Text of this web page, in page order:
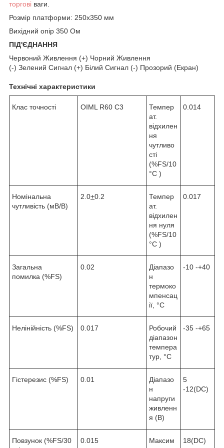
торгові ваги.
Розмір платформи: 250x350 мм
Вихідний опір 350 Ом
ПІД'ЄДНАННЯ
Червоний Живлення (+) Чорний Живлення
(-) Зелений Сигнал (+) Білий Сигнал (-) Прозорий (Екран)
Технічні характеристики
Клас точності OIML R60 C3
Темпер
ат.
відхилен
ня
чутливо
сті
(%FS/10
°C )
0.014
Номінальна
чутливість (мВ/В)
2.0+0.2
Темпер
ат.
відхилен
ня нуля
(%FS/10
°C )
0.017
Загальна
помилка (%FS)
0.02
Діапазо
н
термоко
мпенсац
ії, °С
-10 -+40
Нелінійність (%FS) 0.017
Робочий
діапазон
темпера
тур, °С
-35 -+65
Гістерезис (%FS) 0.01
Діапазо
н
напруги
живленн
я (В)
5
-12(DC)
Повзунок (%FS/30
0.015
Максим
18(DC)